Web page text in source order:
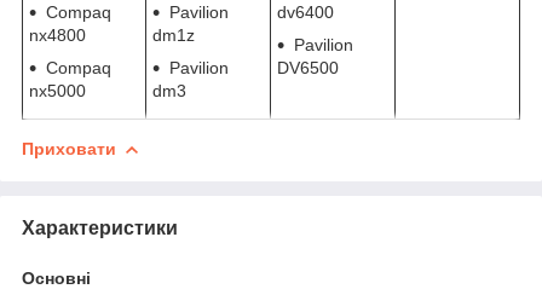
Compaq
nx4800
Compaq
nx5000
Pavilion
dm1z
Pavilion
dm3
dv6400
Pavilion
DV6500
Приховати
Характеристики
Основні